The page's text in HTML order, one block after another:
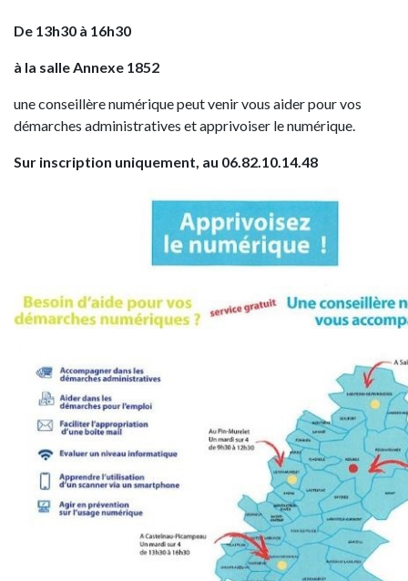
De 13h30 à 16h30
à la salle Annexe 1852
une conseillère numérique peut venir vous aider pour vos
démarches administratives et apprivoiser le numérique.
Sur inscription uniquement, au 06.82.10.14.48